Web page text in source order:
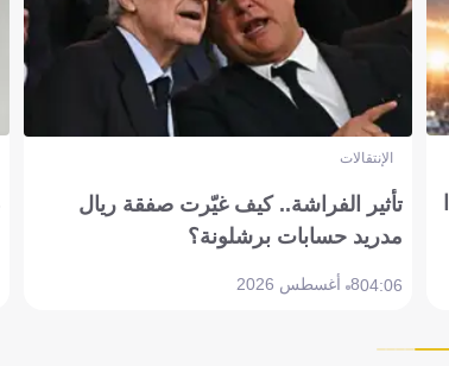
الإنتقالات
تأثير الفراشة.. كيف غيّرت صفقة ريال
مدريد حسابات برشلونة؟
04:068 أغسطس 2026